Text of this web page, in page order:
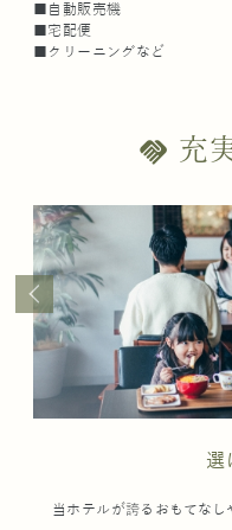
■自動販売機
■宅配便
■クリーニングなど
handshake 充
選
当ホテルが誇るおもてな